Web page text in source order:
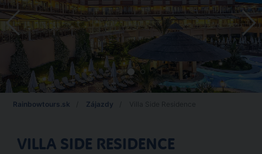
Rainbowtours.sk Zájazdy
VILLA SIDE RESIDENCE